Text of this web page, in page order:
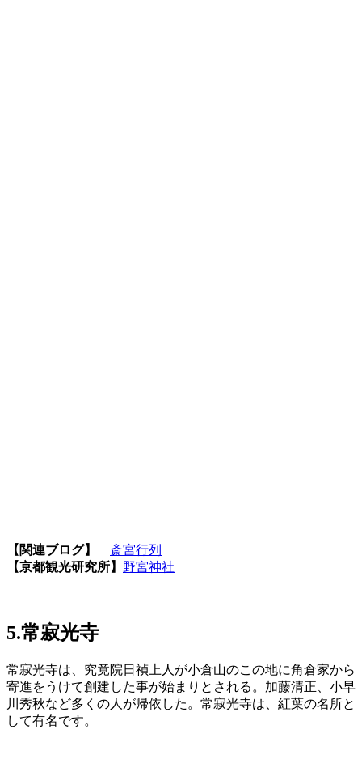
【関連ブログ】
斎宮行列
【京都観光研究所】 野宮神社
5.常寂光寺
常寂光寺は、究竟院日禎上人が小倉山のこの地に角倉家から
寄進をうけて創建した事が始まりとされる。加藤清正、小早
川秀秋など多くの人が帰依した。常寂光寺は、紅葉の名所と
して有名です。